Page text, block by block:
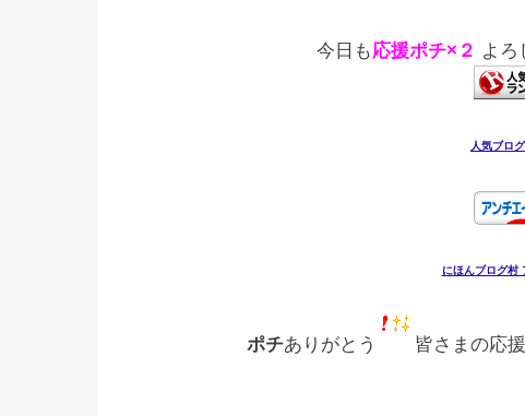
今日も応援ポチ×２ よろ
人気ブロ
にほんブログ村
ポチありがとう 皆さまの応